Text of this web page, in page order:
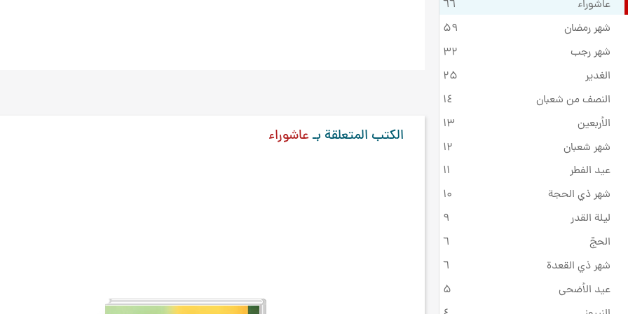
عاشوراء
٦٦
شهر رمضان
۵٩
شهر رجب
۳۲
الغدير
۲۵
النصف من شعبان
۱٤
الأربعين
۱۳
شهر شعبان
۱۲
عيد الفطر
۱۱
شهر ذي الحجة
۱۰
ليلة القدر
٩
الحجّ
٦
شهر ذي القعدة
٦
عيد الأضحى
۵
الكتب المتعلقة بـعاشوراء